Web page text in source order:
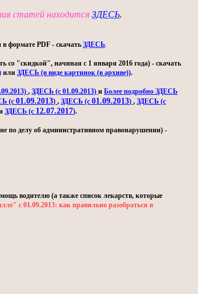
статей находится ЗДЕСЬ.
формате PDF - скачать ЗДЕСЬ.
"скидкой", начиная с 1 января 2016 года) - скачать
или ЗДЕСЬ (в виде картинок (в архиве)).
, ЗДЕСЬ (с 01.09.2013) и Более подробно ЗДЕСЬ
(с 01.09.2013) , ЗДЕСЬ (с 01.09.2013) , ЗДЕСЬ (с
ЗДЕСЬ (с 12.07.2017).
по делу об административном правонарушении) -
водителю (а также список лекарств, которые
с 01.09.2013: как правильно разобраться в